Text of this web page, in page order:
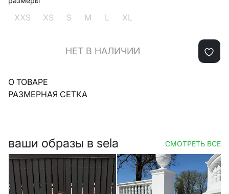
XXS XS S M L XL
НЕТ В НАЛИЧИИ
О ТОВАРЕ
РАЗМЕРНАЯ СЕТКА
ваши образы в sela СМОТРЕТЬ ВСЕ